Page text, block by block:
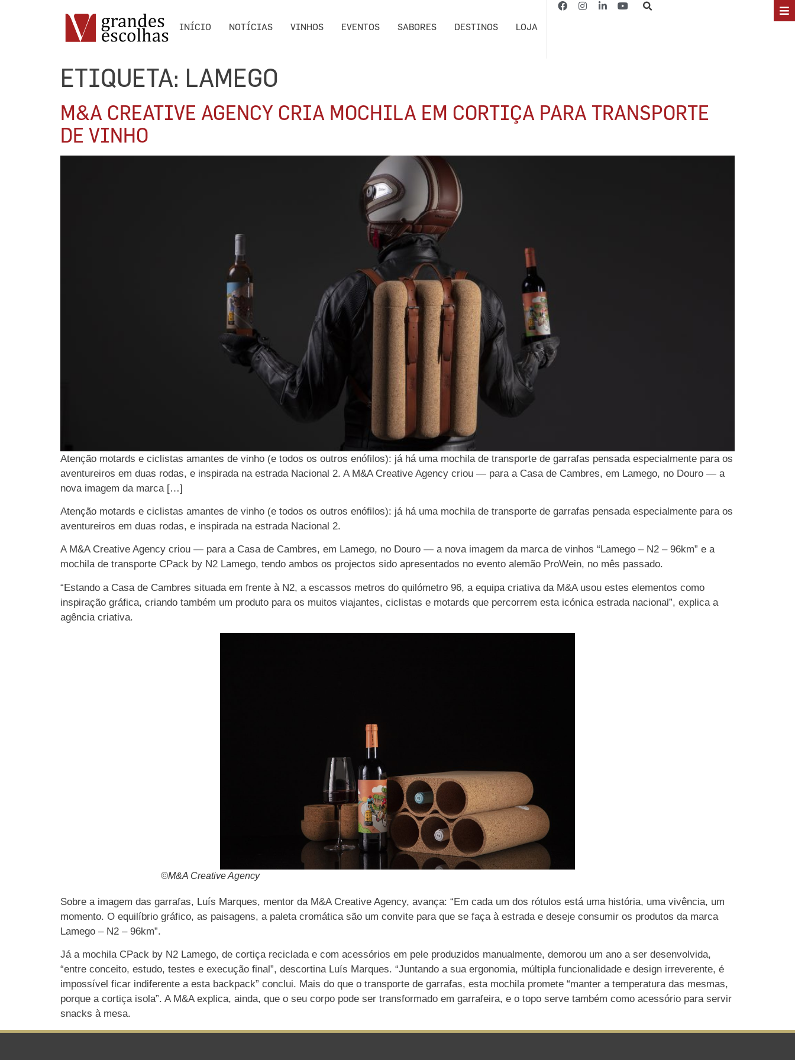
INÍCIO NOTÍCIAS VINHOS EVENTOS SABORES DESTINOS LOJA
ETIQUETA: LAMEGO
M&A CREATIVE AGENCY CRIA MOCHILA EM CORTIÇA PARA TRANSPORTE
DE VINHO
Atenção motards e ciclistas amantes de vinho (e todos os outros enófilos): já há uma mochila de transporte de garrafas pensada especialmente para os
aventureiros em duas rodas, e inspirada na estrada Nacional 2. A M&A Creative Agency criou — para a Casa de Cambres, em Lamego, no Douro — a
nova imagem da marca […]
Atenção motards e ciclistas amantes de vinho (e todos os outros enófilos): já há uma mochila de transporte de garrafas pensada especialmente para os
aventureiros em duas rodas, e inspirada na estrada Nacional 2.
A M&A Creative Agency criou — para a Casa de Cambres, em Lamego, no Douro — a nova imagem da marca de vinhos “Lamego – N2 – 96km” e a
mochila de transporte CPack by N2 Lamego, tendo ambos os projectos sido apresentados no evento alemão ProWein, no mês passado.
“Estando a Casa de Cambres situada em frente à N2, a escassos metros do quilómetro 96, a equipa criativa da M&A usou estes elementos como
inspiração gráfica, criando também um produto para os muitos viajantes, ciclistas e motards que percorrem esta icónica estrada nacional”, explica a
agência criativa.
©M&A Creative Agency
Sobre a imagem das garrafas, Luís Marques, mentor da M&A Creative Agency, avança: “Em cada um dos rótulos está uma história, uma vivência, um
momento. O equilíbrio gráfico, as paisagens, a paleta cromática são um convite para que se faça à estrada e deseje consumir os produtos da marca
Lamego – N2 – 96km”.
Já a mochila CPack by N2 Lamego, de cortiça reciclada e com acessórios em pele produzidos manualmente, demorou um ano a ser desenvolvida,
“entre conceito, estudo, testes e execução final”, descortina Luís Marques. “Juntando a sua ergonomia, múltipla funcionalidade e design irreverente, é
impossível ficar indiferente a esta backpack” conclui. Mais do que o transporte de garrafas, esta mochila promete “manter a temperatura das mesmas,
porque a cortiça isola”. A M&A explica, ainda, que o seu corpo pode ser transformado em garrafeira, e o topo serve também como acessório para servir
snacks à mesa.